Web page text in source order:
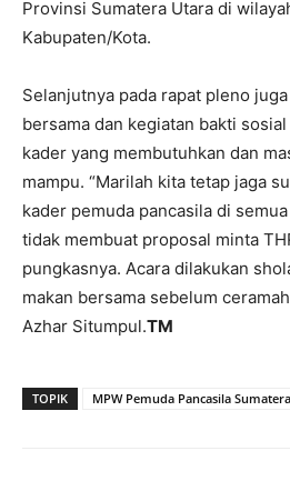
Provinsi Sumatera Utara di
Kabupaten/Kota.
Selanjutnya pada rapat pleno
bersama dan kegiatan bakti
kader yang membutuhkan dan
mampu. “Marilah kita tetap jaga
kader pemuda pancasila di
tidak membuat proposal minta
pungkasnya. Acara dilakukan
makan bersama sebelum
Azhar Situmpul.TM
TOPIK MPW Pemuda Pancasila